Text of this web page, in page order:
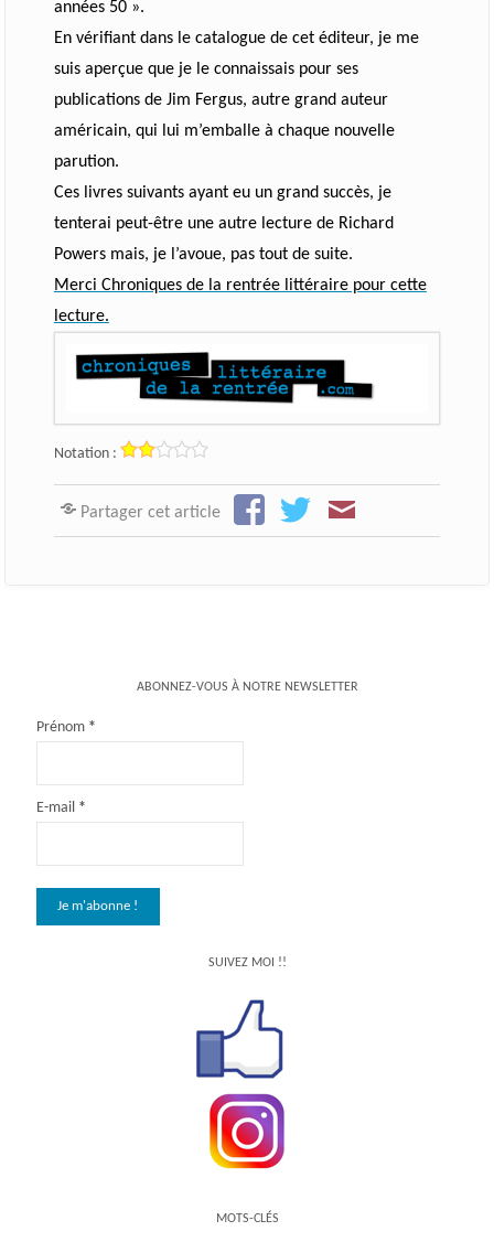
années 50 ».
En vérifiant dans le catalogue de cet éditeur, je me
suis aperçue que je le connaissais pour ses
publications de Jim Fergus, autre grand auteur
américain, qui lui m’emballe à chaque nouvelle
parution.
Ces livres suivants ayant eu un grand succès, je
tenterai peut-être une autre lecture de Richard
Powers mais, je l’avoue, pas tout de suite.
Merci Chroniques de la rentrée littéraire pour cette
lecture.
Notation :
Partager cet article
ABONNEZ-VOUS À NOTRE NEWSLETTER
Prénom *
E-mail *
SUIVEZ MOI !!
MOTS-CLÉS